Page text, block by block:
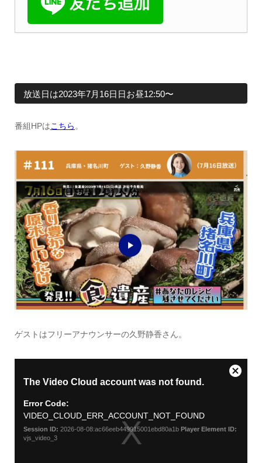
放送日は2023年7月16日日お昼12:50〜
番組HPはこちら。
ゲストはフリーアナウンサーの久野静香さん。